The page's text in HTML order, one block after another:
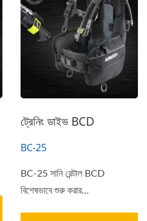
ট্রেনিং ডাইভ BCD
BC-25
BC-25 সানি রেন্টাল BCD
বিশেষভাবে শুরু করার...